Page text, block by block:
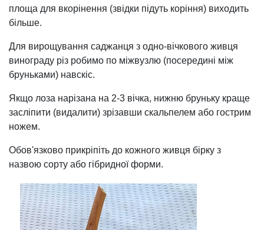
площа для вкорінення (звідки підуть коріння) виходить
більше.
Для вирощування саджанця з одно-вічкового живця
винограду різ робимо по міжвузлю (посередині між
бруньками) навскіс.
Якщо лоза нарізана на 2-3 вічка, нижню бруньку краще
засліпити (видалити) зрізавши скальпелем або гострим
ножем.
Обов'язково прикріпіть до кожного живця бірку з
назвою сорту або гібридної форми.